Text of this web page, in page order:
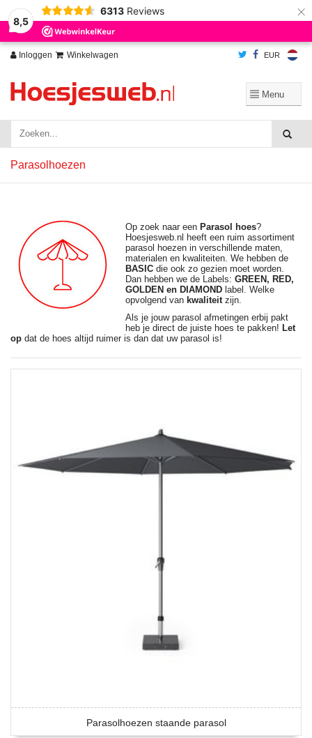
8,5
6313 Reviews ×
Inloggen Winkelwagen EUR
Parasolhoezen
Op zoek naar een Parasol hoes?
Hoesjesweb.nl heeft een ruim assortiment
parasol hoezen in verschillende maten,
materialen en kwaliteiten. We hebben de
BASIC die ook zo gezien moet worden.
Dan hebben we de Labels: GREEN, RED,
GOLDEN en DIAMOND label. Welke
opvolgend van kwaliteitzijn.
Als je jouw parasol afmetingen erbij pakt
heb je direct de juiste hoes te pakken! Let
op dat de hoes altijd ruimer is dan dat uw parasol is!
Parasolhoezen staande parasol
Wij slaan cookies op om onze website te verbeteren. Is dat akkoord?
Ja
Nee